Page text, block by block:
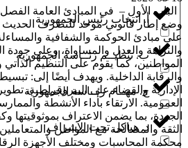
أ. انتخاب رئيس الجمهورية
ب. تنظيــم رئــاسة الجمهورية
ج. مهــام رئــاسة الجمهورية
د. هياكل تحت الإشراف
وضع إطار قانوني موحد للتصرف الحديث
على مبادئ الحوكمة والشفافية
والنزاهة والعدل والمساواة، وعلى
المواطنين، كما يقوم على التنظيم
والرقابة الداخلية. ويهدف أيضًا إلى:
الإدارية والقضاء على البيروقراطية.
العمومية. الارتقاء بأداء الأنشطة
الجودة، بما يضمن الاعتراف بموثوقيتها
الثقة والمصالحة مع المواطن
محكمة المحاسبات ومختلف الأجهزة